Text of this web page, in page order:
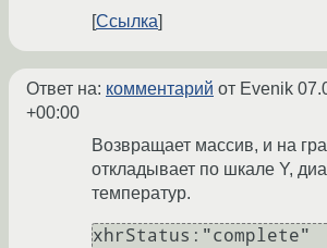
Ссылка
Ответ на: комментарий от Evenik
+00:00
Возвращает массив, и на
откладывает по шкале Y,
температур.
xhrStatus:"complete"